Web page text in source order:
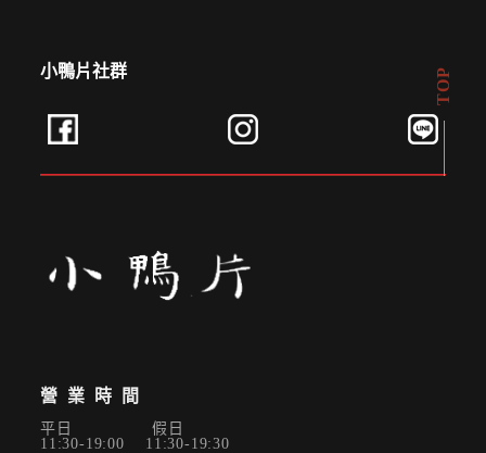
TOP
小鴨片社群
營業時間
平日 假日
11:30-19:00 11:30-19:30